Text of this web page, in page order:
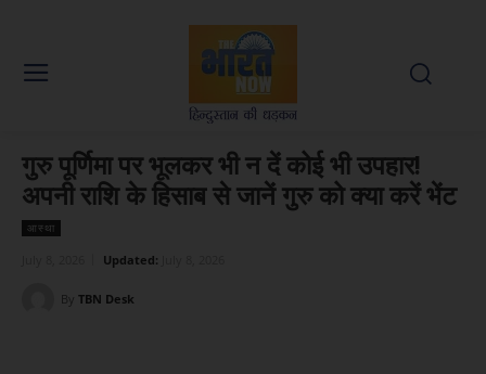
गुरु पूर्णिमा पर भूलकर भी न दें कोई भी उपहार!
अपनी राशि के हिसाब से जानें गुरु को क्या करें भेंट
आस्था
Updated:
By TBN Desk